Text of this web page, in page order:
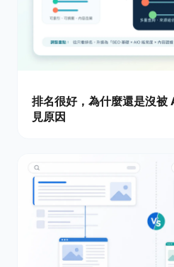
排名很好，為什麼還是沒被
見原因